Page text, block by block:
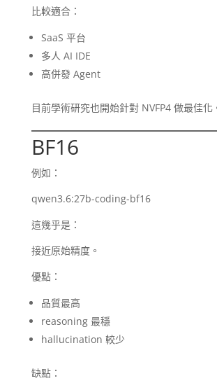
比較適合：
SaaS 平台
多人 AI IDE
高併發 Agent
目前學術研究也開始針對 NVFP4 做最佳化
BF16
例如：
qwen3.6:27b-coding-bf16
這幾乎是：
接近原始精度。
優點：
品質最高
reasoning 最穩
hallucination 較少
缺點：